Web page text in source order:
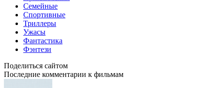
Семейные
Спортивные
Триллеры
Ужасы
Фантастика
Фэнтези
Поделиться сайтом
Последние комментарии к фильмам